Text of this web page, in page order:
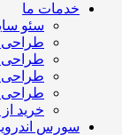
خدمات ما
سئو
طراحی
طراحی
طراحی
خرید از CodeCanyon
سورس